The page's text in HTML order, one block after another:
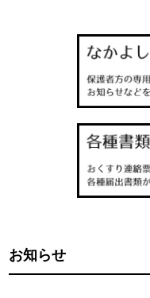
お知らせ